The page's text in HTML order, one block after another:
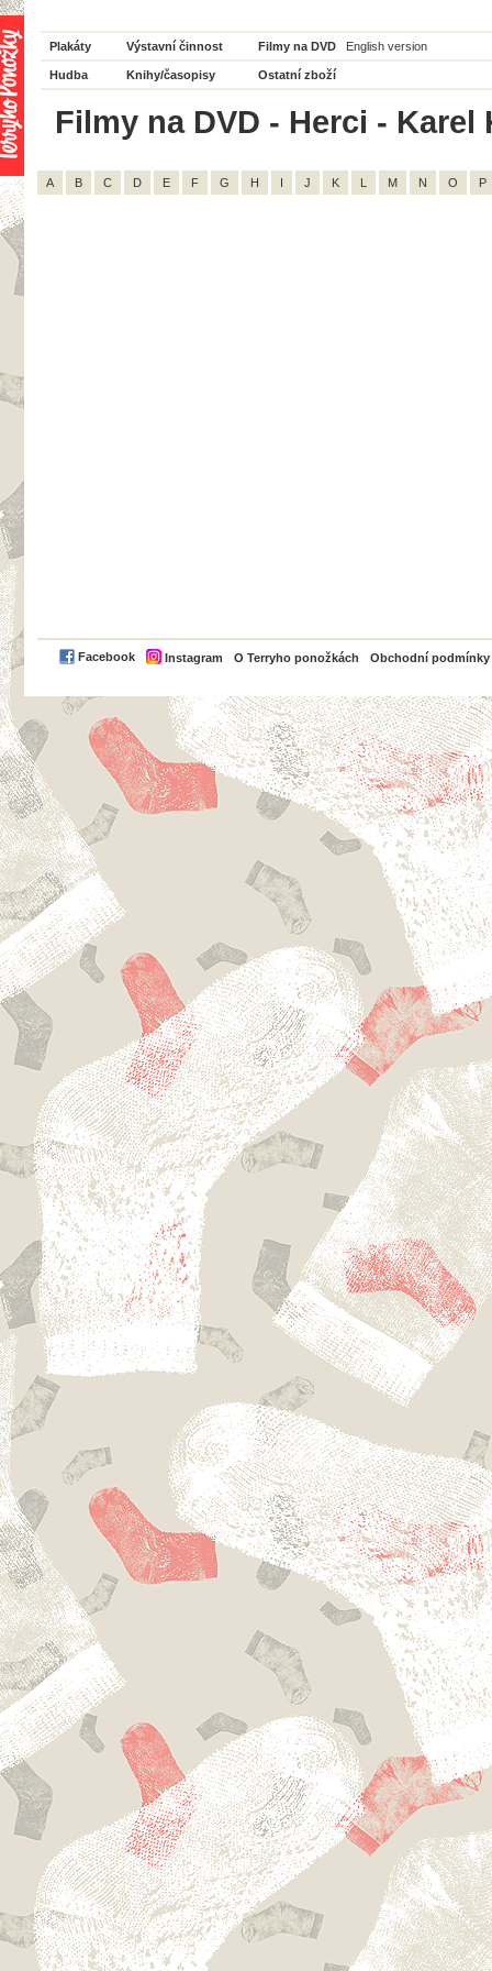
Plakáty Výstavní činnost Filmy na DVD English version
Hudba Knihy/časopisy Ostatní zboží
Filmy na DVD - Herci -
A B C D E F G H I J K L M N O P
Facebook Instagram O Terryho ponožkách Obchodní podmínky
PayPal